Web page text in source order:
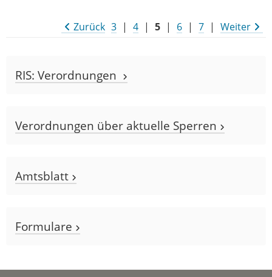
Zurück 3 | 4 | 5 | 6 | 7 | Weiter
RIS: Verordnungen
Verordnungen über aktuelle Sperren
Amtsblatt
Formulare